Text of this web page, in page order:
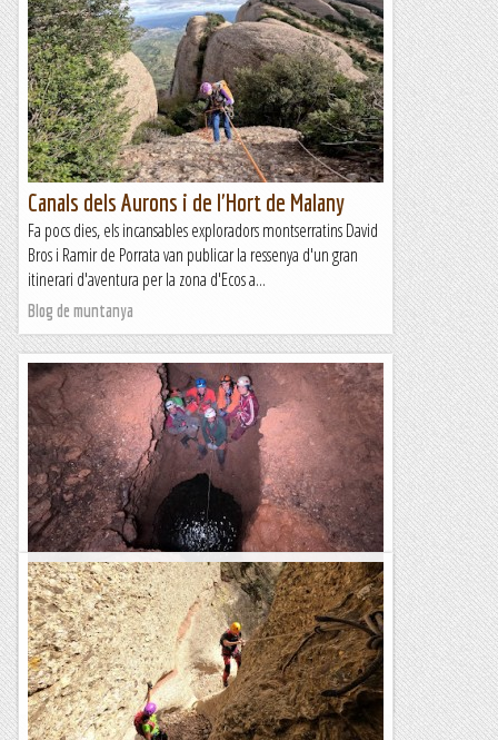
Canals dels Aurons i de l'Hort de Malany
Fa pocs dies, els incansables exploradors montserratins David
Bros i Ramir de Porrata van publicar la ressenya d'un gran
itinerari d'aventura per la zona d'Ecos a...
Blog de muntanya
Avenc dels Pouetons
L'Avenc dels Pouetons d'Agulles és la cavitat més interessant
de Montserrat. Té una profunditat de 123 metres, una gran
diversitat de passos i tècniques i...
Blog de muntanya